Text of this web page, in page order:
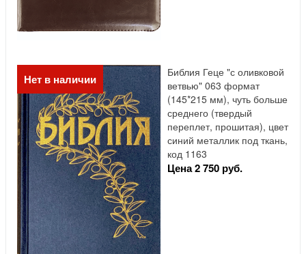
Нет в наличии
Библия Геце "с оливковой
ветвью" 063 формат
(145*215 мм), чуть больше
среднего (твердый
переплет, прошитая), цвет
синий металлик под ткань,
код 1163
Цена 2 750 руб.